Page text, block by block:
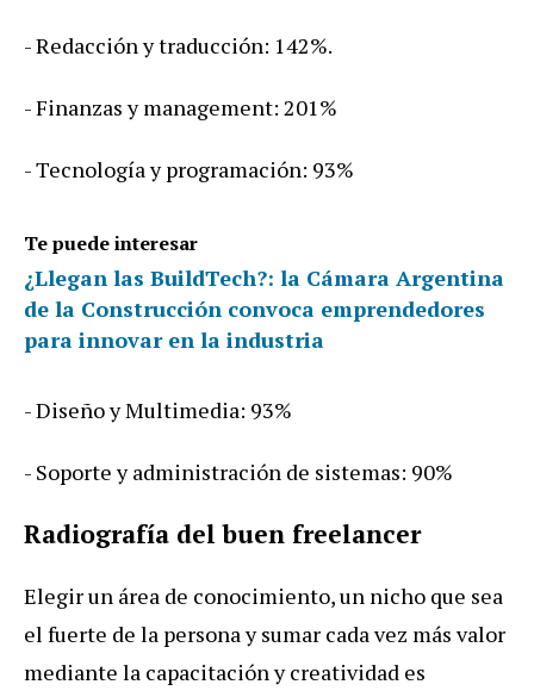
- Redacción y traducción: 142%.
- Finanzas y management: 201%
- Tecnología y programación: 93%
Te puede interesar
¿Llegan las BuildTech?: la Cámara Argentina
de la Construcción convoca emprendedores
para innovar en la industria
- Diseño y Multimedia: 93%
- Soporte y administración de sistemas: 90%
Radiografía del buen freelancer
Elegir un área de conocimiento, un nicho que sea
el fuerte de la persona y sumar cada vez más valor
mediante la capacitación y creatividad es